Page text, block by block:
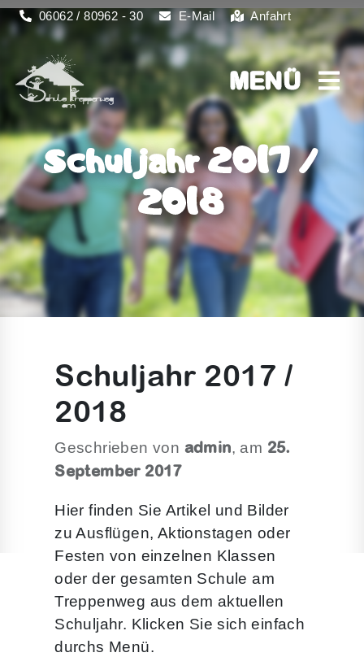
06062 / 80962 - 30 E-Mail Anfahrt
MENÜ
MENÜ
Schuljahr 2017 /
2018
Schuljahr 2017 /
2018
Geschrieben von admin, am 25.
September 2017
Hier finden Sie Artikel und Bilder
zu Ausflügen, Aktionstagen oder
Festen von einzelnen Klassen
oder der gesamten Schule am
Treppenweg aus dem aktuellen
Schuljahr. Klicken Sie sich einfach
durchs Menü.